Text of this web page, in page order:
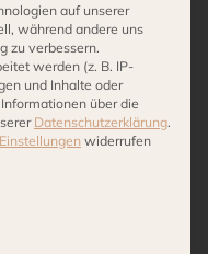
7 cm
kann
eine
auf unserer
während andere uns
zu verbessern.
werden (z. B. IP-
und Inhalte oder
über die
Datenschutzerklärung.
Einstellungen widerrufen
Gruppen, für die eine